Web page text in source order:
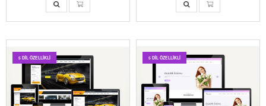
5 DIL ÖZELLIKLI 5 DIL ÖZELLIKLI